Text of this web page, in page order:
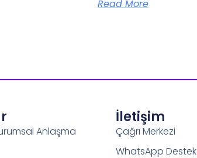
Read More
Anlaşma
İletişim
Çağrı Merkezi
WhatsApp Destek